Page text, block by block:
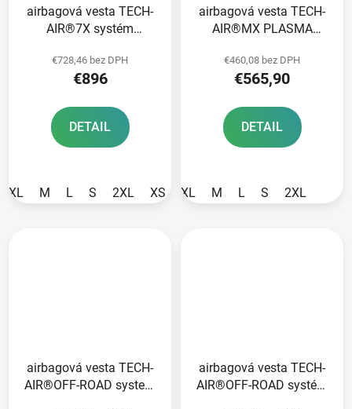
airbagová vesta TECH-
AIR®7X systém
červená 2025
€728,46 bez DPH
€896
DETAIL
XL M L S 2XL XS
airbagová vesta TECH-
AIR®MX PLASMA
bílá/černá/červená 2026
€460,08 bez DPH
€565,90
DETAIL
XL M L S 2XL
airbagová vesta TECH-
AIR®OFF-ROAD system
airbagová vesta TECH-
AIR®OFF-ROAD systém